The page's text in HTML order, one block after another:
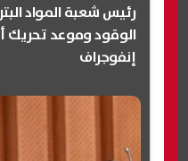
رئيس شعبة المواد
الوقود وموعد تحريك
إنفوجراف